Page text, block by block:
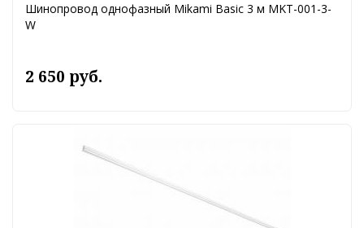
Шинопровод однофазный Mikami Basic 3 м MKT-001-3-
W
2 650 руб.